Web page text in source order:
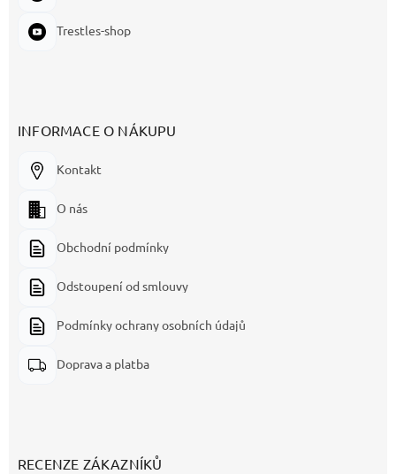
Trestles-shop
INFORMACE O NÁKUPU
Kontakt
O nás
Obchodní podmínky
Odstoupení od smlouvy
Podmínky ochrany osobních údajů
Doprava a platba
RECENZE ZÁKAZNÍKŮ